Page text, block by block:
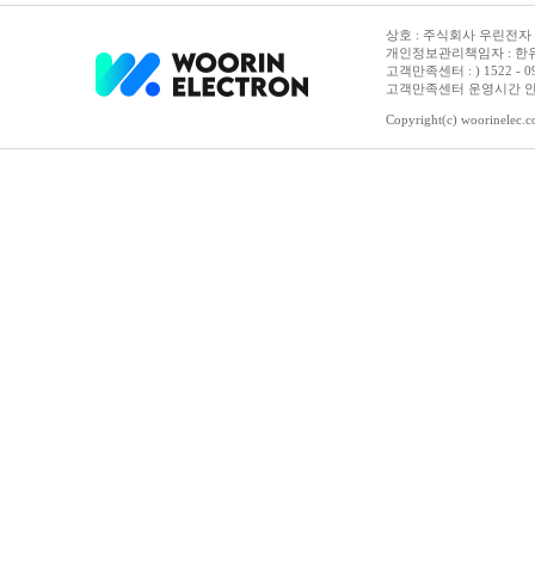
상호 : 주식회사 우린전
개인정보관리책임자 : 한
고객만족센터 : ) 1522 -
고객만족센터 운영시간
Copyright(c)